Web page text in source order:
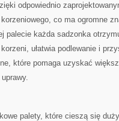
odpowiednio
co ma ogromne
palecie każda sadzonka
ułatwia podlewanie i
które pomaga uzyskać
palety, które cieszą się